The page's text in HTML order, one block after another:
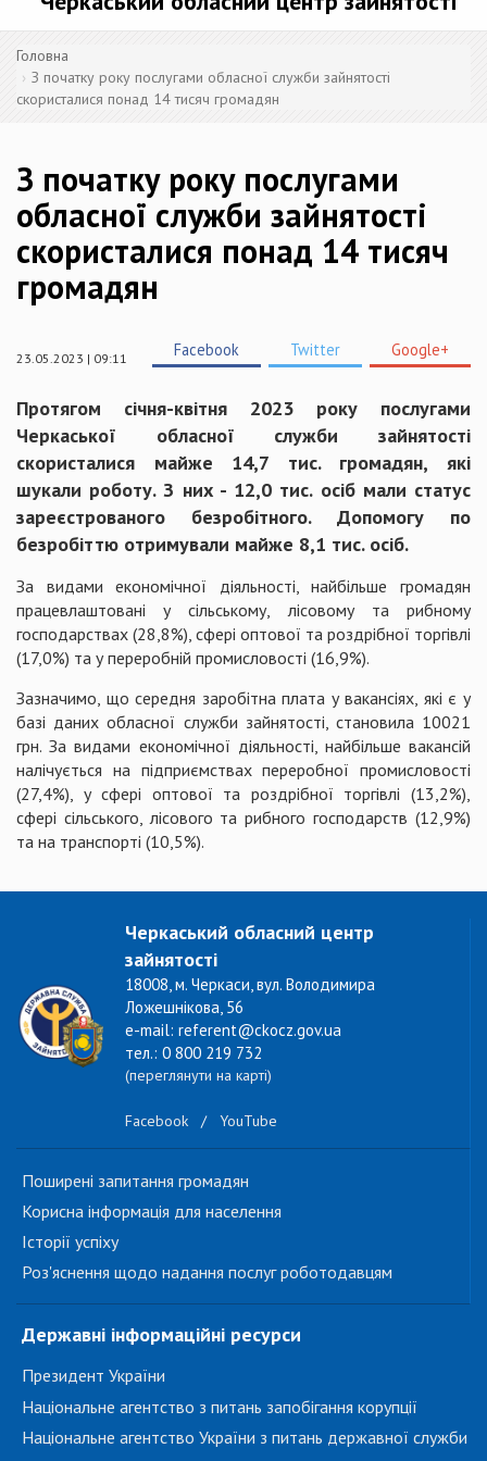
Головна
З початку року послугами обласної служби зайнятості
скористалися понад 14 тисяч громадян
З початку року послугами
обласної служби зайнятості
скористалися понад 14 тисяч
громадян
23.05.2023 | 09:11 Facebook Twitter Google+
Протягом січня-квітня 2023 року послугами
Черкаської обласної служби зайнятості
скористалися майже 14,7 тис. громадян, які
шукали роботу. З них - 12,0 тис. осіб мали статус
зареєстрованого безробітного. Допомогу по
безробіттю отримували майже 8,1 тис. осіб.
За видами економічної діяльності, найбільше громадян
працевлаштовані у сільському, лісовому та рибному
господарствах (28,8%), сфері оптової та роздрібної торгівлі
(17,0%) та у переробній промисловості (16,9%).
Зазначимо, що середня заробітна плата у вакансіях, які є у
базі даних обласної служби зайнятості, становила 10021
грн. За видами економічної діяльності, найбільше вакансій
налічується на підприємствах переробної промисловості
(27,4%), у сфері оптової та роздрібної торгівлі (13,2%),
сфері сільського, лісового та рибного господарств (12,9%)
та на транспорті (10,5%).
Черкаський обласний центр
зайнятості
18008, м. Черкаси, вул. Володимира
Ложешнікова, 56
e-mail: referent@ckocz.gov.ua
тел.: 0 800 219 732
(переглянути на карті)
Facebook / YouTube
Поширені запитання громадян
Корисна інформація для населення
Історії успіху
Роз'яснення щодо надання послуг роботодавцям
Державні інформаційні ресурси
Президент України
Національне агентство з питань запобігання корупції
Національне агентство України з питань державної служби